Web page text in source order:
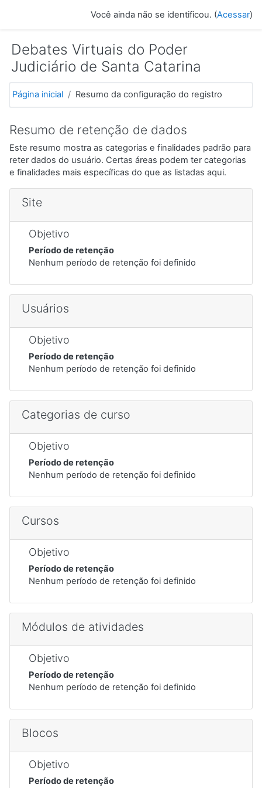
Você ainda não se identificou. (Acessar)
Debates Virtuais do Poder
Judiciário de Santa Catarina
Página inicial Resumo da configuração do registro
Resumo de retenção de dados
Este resumo mostra as categorias e finalidades padrão para
reter dados do usuário. Certas áreas podem ter categorias
e finalidades mais específicas do que as listadas aqui.
Site
Objetivo
Período de retenção
Nenhum período de retenção foi definido
Usuários
Objetivo
Período de retenção
Nenhum período de retenção foi definido
Categorias de curso
Objetivo
Período de retenção
Nenhum período de retenção foi definido
Cursos
Objetivo
Período de retenção
Nenhum período de retenção foi definido
Módulos de atividades
Objetivo
Período de retenção
Nenhum período de retenção foi definido
Blocos
Objetivo
Período de retenção